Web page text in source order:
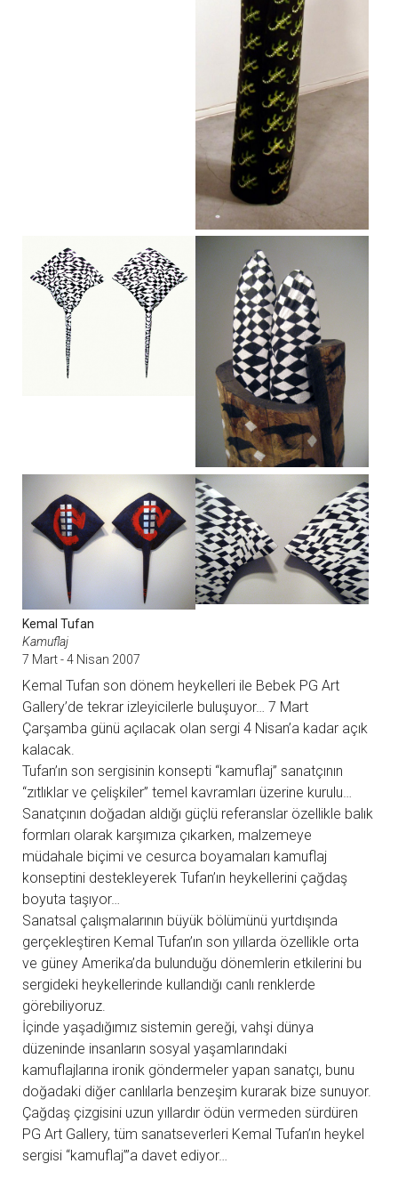
Kemal Tufan
Kamuflaj
7 Mart - 4 Nisan 2007
Kemal Tufan son dönem heykelleri ile Bebek PG Art
Gallery’de tekrar izleyicilerle buluşuyor… 7 Mart
Çarşamba günü açılacak olan sergi 4 Nisan’a kadar açık
kalacak.
Tufan’ın son sergisinin konsepti “kamuflaj” sanatçının
“zıtlıklar ve çelişkiler” temel kavramları üzerine kurulu…
Sanatçının doğadan aldığı güçlü referanslar özellikle balık
formları olarak karşımıza çıkarken, malzemeye
müdahale biçimi ve cesurca boyamaları kamuflaj
konseptini destekleyerek Tufan’ın heykellerini çağdaş
boyuta taşıyor…
Sanatsal çalışmalarının büyük bölümünü yurtdışında
gerçekleştiren Kemal Tufan’ın son yıllarda özellikle orta
ve güney Amerika’da bulunduğu dönemlerin etkilerini bu
sergideki heykellerinde kullandığı canlı renklerde
görebiliyoruz.
İçinde yaşadığımız sistemin gereği, vahşi dünya
düzeninde insanların sosyal yaşamlarındaki
kamuflajlarına ironik göndermeler yapan sanatçı, bunu
doğadaki diğer canlılarla benzeşim kurarak bize sunuyor.
Çağdaş çizgisini uzun yıllardır ödün vermeden sürdüren
PG Art Gallery, tüm sanatseverleri Kemal Tufan’ın heykel
sergisi “kamuflaj”’a davet ediyor…